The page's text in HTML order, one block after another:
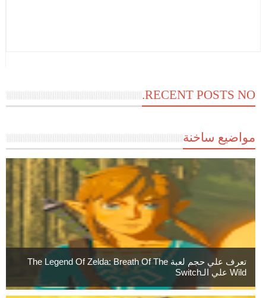
RECENT POSTS NO.
مواضيع ساخنة
تعرف علي حجم لعبة The Legend Of Zelda: Breath Of The
Wild علي الـSwitch